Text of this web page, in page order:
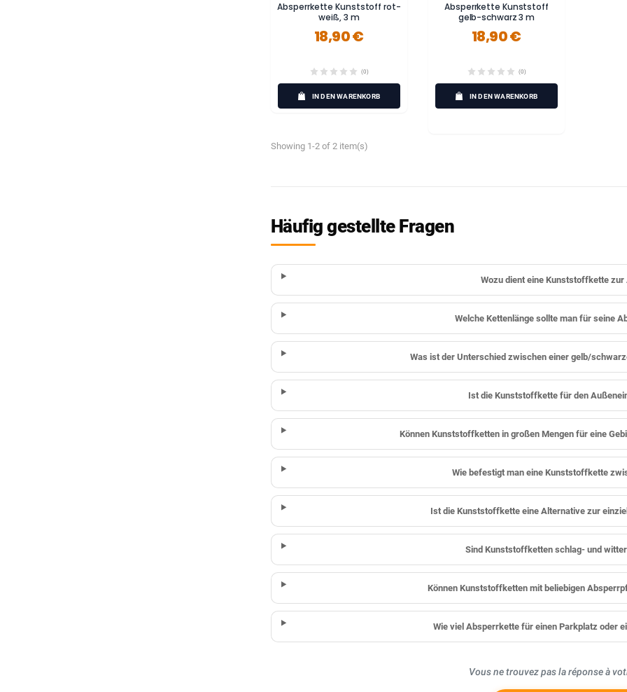
Absperrkette Kunststoff rot-
weiß, 3 m
18,90 €
(0)
IN DEN WARENKORB
Absperrkette Kunststoff
gelb-schwarz 3 m
18,90 €
(0)
IN DEN WARENKORB
Showing 1-2 of 2 item(s)
Häufig gestellte Fragen
Wozu dient eine Kunststoffkette
Welche Kettenlänge sollte man für seine
Was ist der Unterschied zwischen einer gelb/
Ist die Kunststoffkette für den
Können Kunststoffketten in großen Mengen für eine
Wie befestigt man eine Kunststoffkette
Ist die Kunststoffkette eine Alternative zur
Sind Kunststoffketten schlag- und
Können Kunststoffketten mit beliebigen
Wie viel Absperrkette für einen Parkplatz oder
Vous ne trouvez pas la réponse à